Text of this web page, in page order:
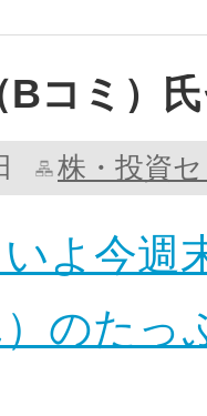
Bコミ）
株・投資
よ今週
のたっ